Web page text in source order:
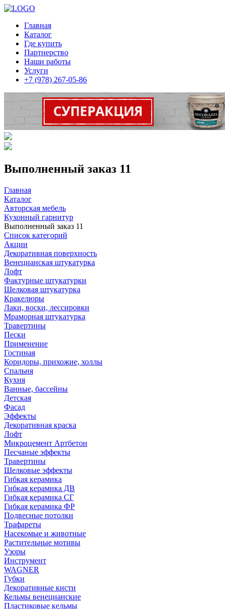
Главная
Каталог
Где купить
Партнерство
Наши работы
Услуги
+7 (978) 267-05-86
Выполненный заказ 11
Главная
Каталог
Авторская мебель
Кухонный гарнитур
Выполненный заказ 11
Список категорий
Акции
Декоративная поверхность
Венецианская штукатурка
Лофт
Фактурные штукатурки
Шелковая штукатурка
Кракелюры
Лаки, воски, лессировки
Мраморная штукатурка
Травертины
Пески
Применение
Гостиная
Коридоры, прихожие, холлы
Спальня
Кухня
Ванные, бассейны
Детская
Фасад
Эффекты
Декоративная краска
Лофт
Микроцемент Артбетон
Песчаные эффекты
Травертины
Шелковые эффекты
Гибкая керамика
Гибкая керамика ДВ
Гибкая керамика СГ
Гибкая керамика ФР
Подвесные потолки
Трафареты
Насекомые и животные
Растительные мотивы
Узоры
Инструмент
WAGNER
Губки
Декоративные кисти
Кельмы венецианские
Пластиковые кельмы